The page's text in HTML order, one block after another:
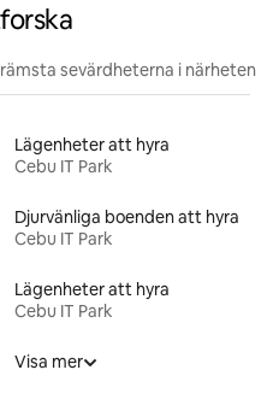
sevärdheterna i närheten
Lägenheter att hyra
Cebu IT Park
Djurvänliga boenden att hyra
Cebu IT Park
Lägenheter att hyra
Cebu IT Park
Visa mer